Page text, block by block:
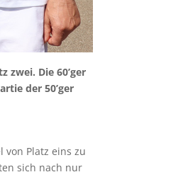
zwei. Die 60’ger
der 50’ger
von Platz eins zu
sich nach nur